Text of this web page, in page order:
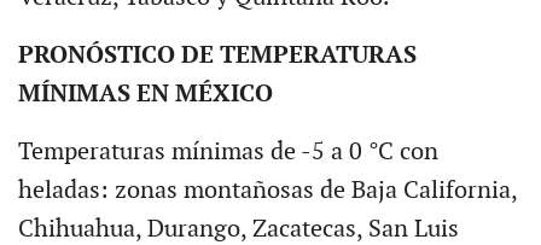
PRONÓSTICO DE TEMPERATURAS
MÍNIMAS EN MÉXICO
Temperaturas mínimas de -5 a 0 °C con
heladas: zonas montañosas de Baja California,
Chihuahua, Durango, Zacatecas, San Luis